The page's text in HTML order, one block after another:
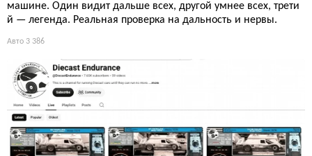
машине. Один видит дальше всех, другой умнее всех, трети
й — легенда. Реальная проверка на дальность и нервы.
Авто 3 386